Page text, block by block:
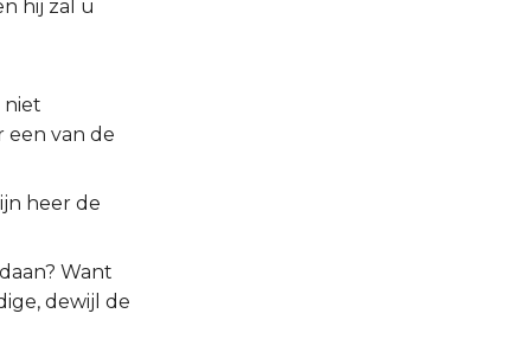
hij zal u
niet
een van de
heer de
Want
dewijl de